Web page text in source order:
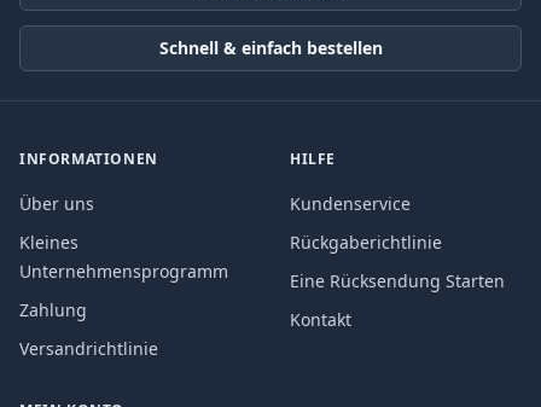
Schnell & einfach bestellen
INFORMATIONEN
Über uns
Kleines
Unternehmensprogramm
Zahlung
Versandrichtlinie
HILFE
Kundenservice
Rückgaberichtlinie
Eine Rücksendung Starten
Kontakt